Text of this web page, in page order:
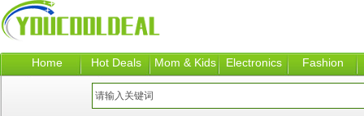
Home Hot Deals Mom & Kids Electronics Fashion